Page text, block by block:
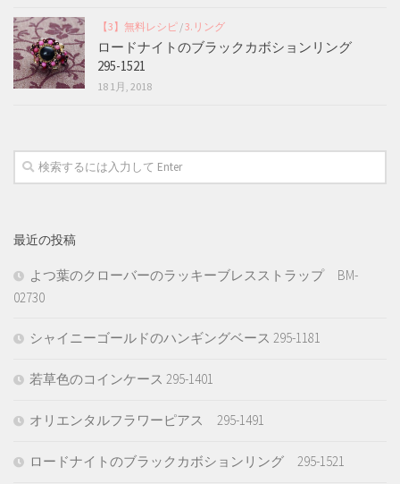
【3】無料レシピ /3.リング
ロードナイトのブラックカボションリング
295-1521
18 1月, 2018
最近の投稿
よつ葉のクローバーのラッキーブレスストラップ BM-
02730
シャイニーゴールドのハンギングベース 295-1181
若草色のコインケース 295-1401
オリエンタルフラワーピアス 295-1491
ロードナイトのブラックカボションリング 295-1521